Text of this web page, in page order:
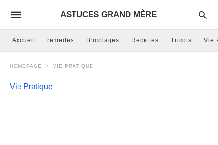
ASTUCES GRAND MÈRE
Accueil remedes Bricolages Recettes Tricots Vie
HOMEPAGE VIE PRATIQUE
Vie Pratique